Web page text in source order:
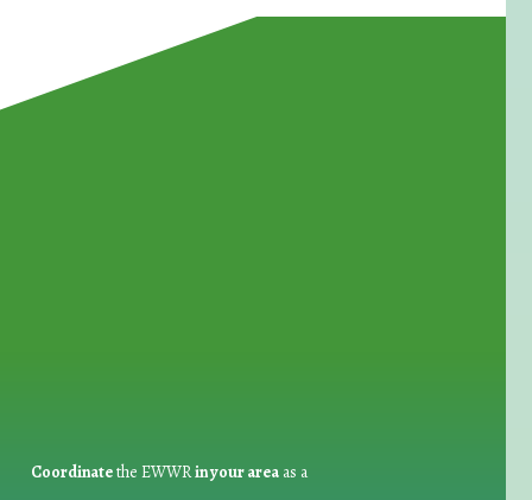
Coordinatethe EWWRin your areaas a